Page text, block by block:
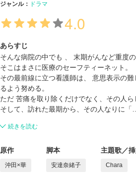
ジャンル： ドラマ
4.0
あらすじ
そんな病院の中でも 、 末期がんなど重度
そこはまさに医療のセーフティーネット。
その最前線に立つ看護師は、 意思表示の
るよう努める。
ただ 苦痛を取り除くだけでなく、その人
そして、訪れた最期から、その人なりに「…
続きを読む
原作
沖田×華
脚本
安達奈緒子
主題歌／
Chara